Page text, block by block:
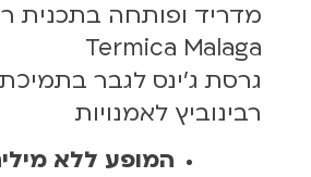
Termica Malaga
גרסת ג'ינס לגבר
רבינוביץ לאמנויות
המופע ללא